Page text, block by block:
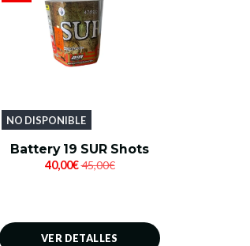
NO DISPONIBLE
Battery 19 SUR Shots
40,00€45,00€
VER DETALLES